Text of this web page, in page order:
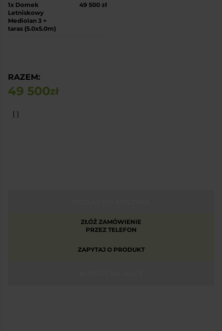
1x Domek
Letniskowy
Mediolan 3 +
taras (5.0x5.0m)
49 500 zł
RAZEM:
49 500zł
ZŁÓŻ ZAMÓWIENIE
PRZEZ TELEFON
ZAPYTAJ O PRODUKT